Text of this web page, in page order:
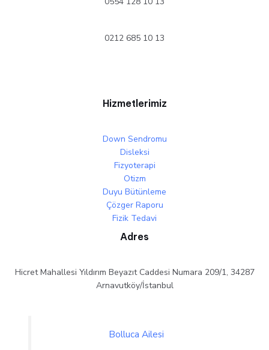
0212 685 10 13
Hizmetlerimiz
Down Sendromu
Disleksi
Fizyoterapi
Otizm
Duyu Bütünleme
Çözger Raporu
Fizik Tedavi
Adres
Hicret Mahallesi Yıldırım Beyazıt Caddesi Numara 209/1, 34287
Arnavutköy/İstanbul
Bolluca Ailesi